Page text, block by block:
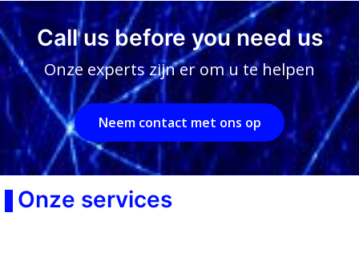
Call us before you need us
Onze experts zijn er om u te helpen
Neem contact met ons op
Onze services